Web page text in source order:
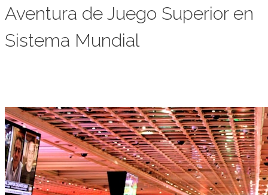
Aventura de Juego Superior en
Sistema Mundial